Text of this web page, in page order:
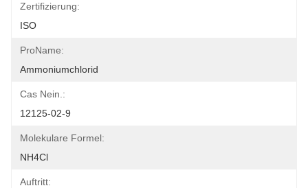
Zertifizierung:
ISO
ProName:
Ammoniumchlorid
Cas Nein.:
12125-02-9
Molekulare Formel:
NH4Cl
Auftritt: